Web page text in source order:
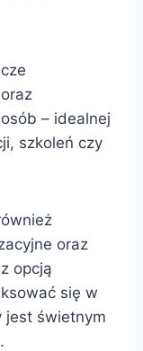
oraz
– idealnej
szkoleń czy
oraz
opcją
się w
jest świetnym